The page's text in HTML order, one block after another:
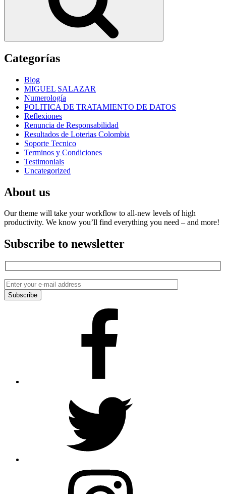
Categorías
Blog
MIGUEL SALAZAR
Numerología
POLITICA DE TRATAMIENTO DE DATOS
Reflexiones
Renuncia de Responsabilidad
Resultados de Loterias Colombia
Soporte Tecnico
Terminos y Condiciones
Testimonials
Uncategorized
About us
Our theme will take your workflow to all-new levels of high
productivity. We know you’ll find everything you need – and more!
Subscribe to newsletter